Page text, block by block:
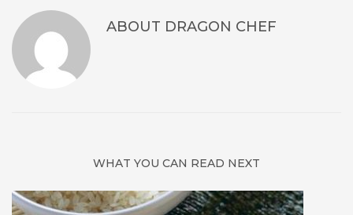
ABOUT DRAGON CHEF
WHAT YOU CAN READ NEXT